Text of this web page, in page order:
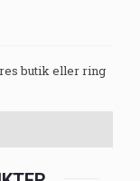
butik eller ring